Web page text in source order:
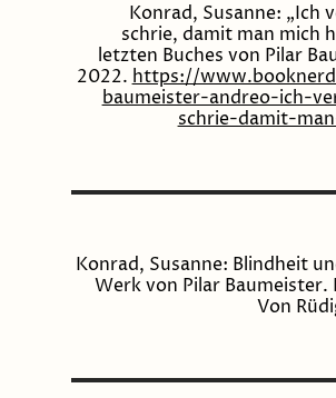
Konrad, Susanne: „Ich
schrie, damit man mich
letzten Buches von Pilar
2022. https://
baumeister-andreo-ich-
schrie-damit-
Konrad, Susanne: Blindheit
Werk von Pilar
Von